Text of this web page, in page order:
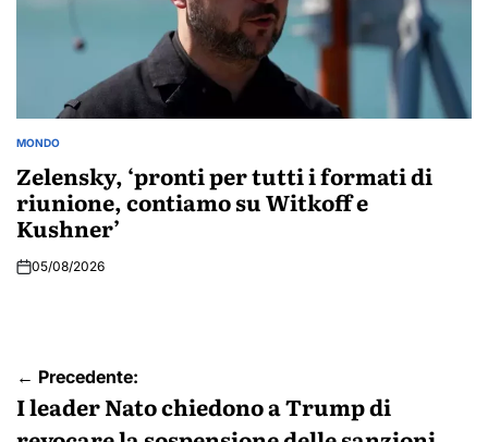
POSTED
MONDO
Zelensky, ‘pronti per tutti i formati di
riunione, contiamo su Witkoff e
Kushner’
05/08/2026
Navigazione
articoli
← Precedente:
I leader Nato chiedono a Trump di